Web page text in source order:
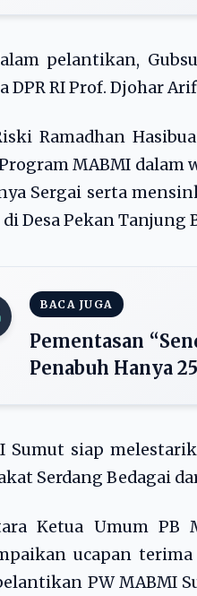
pelantikan,
DPR RI Prof. Djohar
Ramadhan
MABMI dalam
Sergai serta
Desa Pekan
BACA JUGA
Pementasan
Penabuh Hanya
Sumut siap
Serdang Bedagai
Ketua Umum
ucapan
PW MABMI